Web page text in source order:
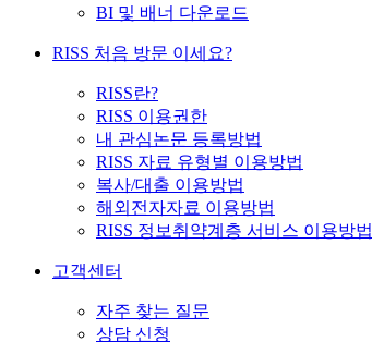
BI 및 배너 다운로드
RISS 처음 방문 이세요?
RISS란?
RISS 이용권한
내 관심논문 등록방법
RISS 자료 유형별 이용방법
복사/대출 이용방법
해외전자자료 이용방법
RISS 정보취약계층 서비스 이용방법
고객센터
자주 찾는 질문
상담 신청